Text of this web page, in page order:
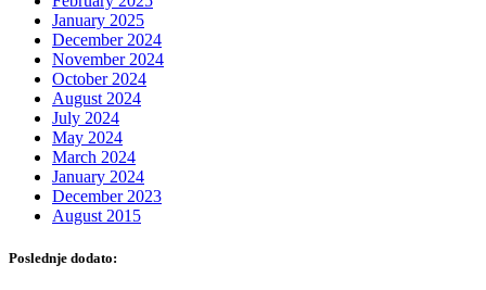
January 2025
December 2024
November 2024
October 2024
August 2024
July 2024
May 2024
March 2024
January 2024
December 2023
August 2015
Poslednje dodato: